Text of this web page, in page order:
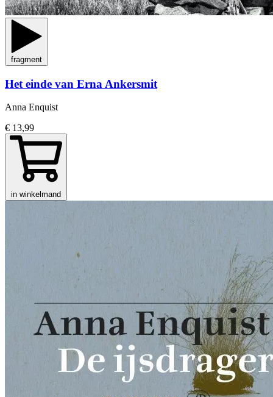
fragment
Het einde van Erna Ankersmit
Anna Enquist
€ 13,99
in winkelmand